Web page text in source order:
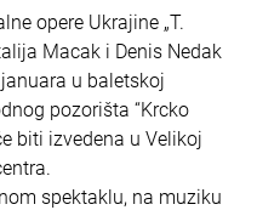
opere Ukrajine „T.
Macak i Denis Nedak
u baletskoj
pozorišta “Krcko
biti izvedena u Velikoj
spektaklu, na muziku